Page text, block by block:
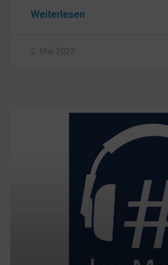
Weiterlesen
2. Mai 2022